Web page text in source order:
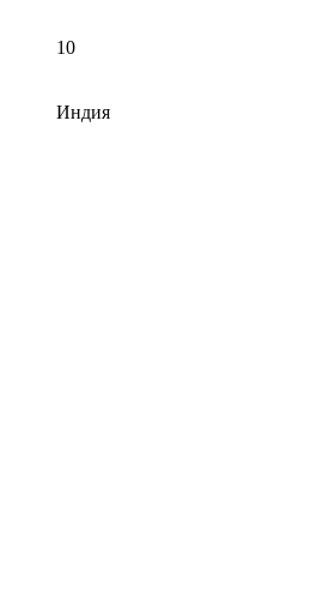
10
Индия